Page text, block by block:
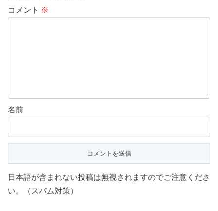
コメント ※
名前
日本語が含まれない投稿は無視されますのでご注意くださ
い。（スパム対策）